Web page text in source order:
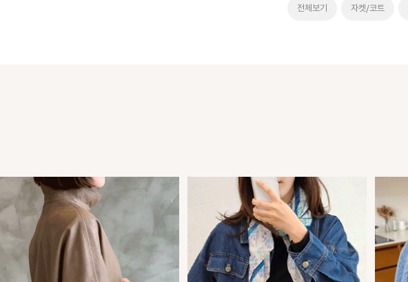
전체보기 자켓/코트